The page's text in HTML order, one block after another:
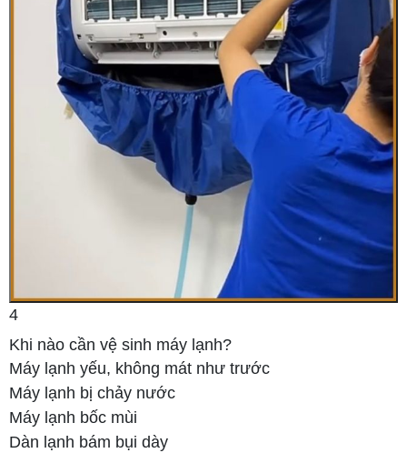
4
Khi nào cần vệ sinh máy lạnh?
Máy lạnh yếu, không mát như trước
Máy lạnh bị chảy nước
Máy lạnh bốc mùi
Dàn lạnh bám bụi dày